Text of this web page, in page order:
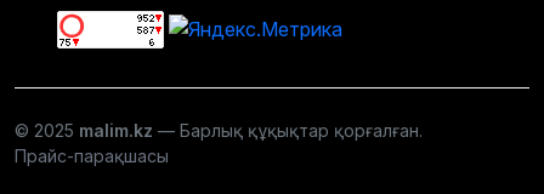
© 2025 malim.kz — Барлық құқықтар қорғалған.
Прайс-парақшасы